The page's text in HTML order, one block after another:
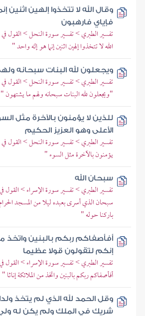
وقال الله لا تتخذوا إلهين اثنين
فإياي فارهبون
تفسير الطبري > تفسير سورة النحل > القول
الله لا تتخذوا إلهين اثنين إنما هو إله واحد "
ويجعلون لله البنات سبحانه
تفسير الطبري > تفسير سورة النحل > القول في
"ويجعلون لله البنات سبحانه ولهم ما يشتهون "
للذين لا يؤمنون بالآخرة مثل
الأعلى وهو العزيز الحكيم
تفسير الطبري > تفسير سورة النحل > القول في
يؤمنون بالآخرة مثل السوء "
سبحان الله
تفسير الطبري > تفسير سورة الإسراء > القول
سبحان الذي أسرى بعبده ليلا من المسجد
باركنا حوله "
أفأصفاكم ربكم بالبنين واتخذ من
إنكم لتقولون قولا عظيما
تفسير الطبري > تفسير سورة الإسراء > القول
أفأصفاكم ربكم بالبنين واتخذ من الملائكة إناثا "
وقل الحمد لله الذي لم يتخذ
شريك في الملك ولم يكن له